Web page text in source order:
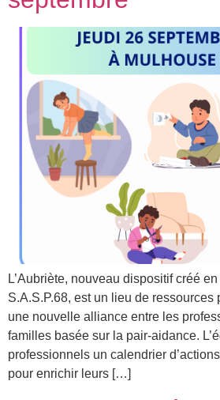
L’Aubriète, nouveau dispositif créé
S.A.S.P.68, est un lieu de ressources
une nouvelle alliance entre les
familles basée sur la pair-aidance.
professionnels un calendrier
pour enrichir leurs […]